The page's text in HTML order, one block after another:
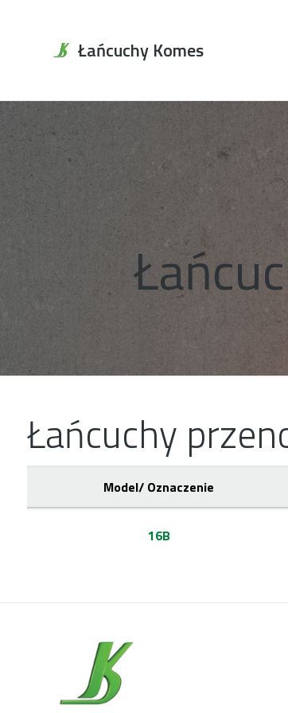
Łańcuchy Komes
Łańcuchy
Model/ Oznaczenie
16B